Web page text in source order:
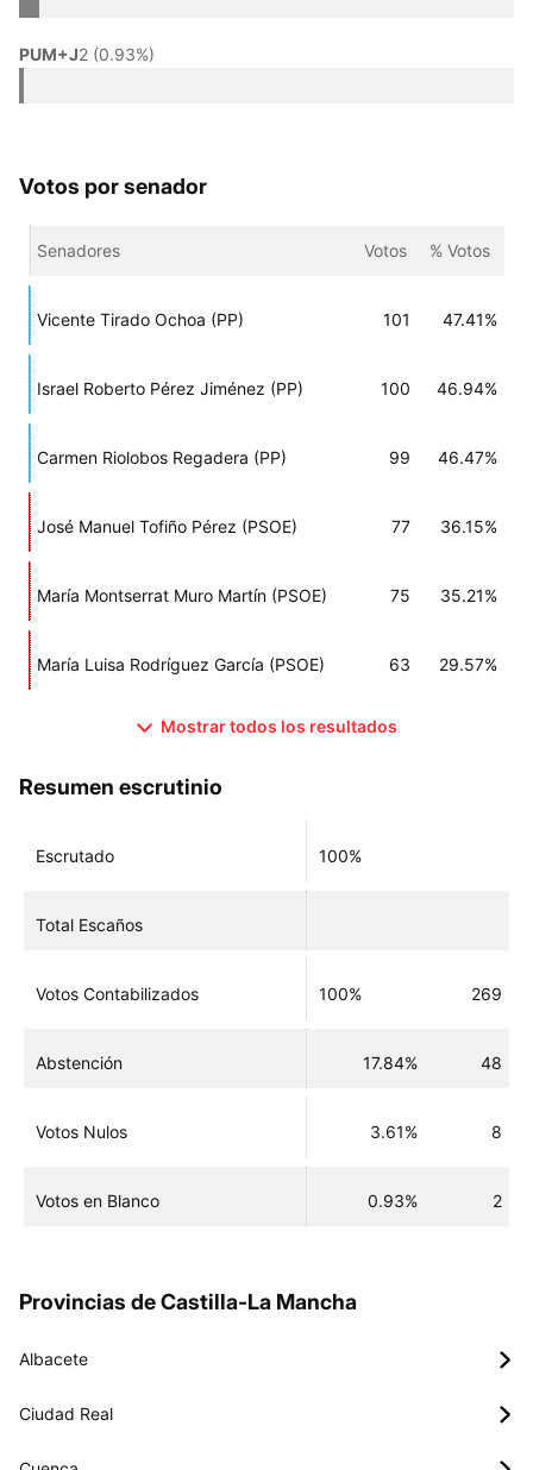
PUM+J2 (0.93%)
Votos por senador
Senadores Votos % Votos
Vicente Tirado Ochoa (PP) 101 47.41%
Israel Roberto Pérez Jiménez (PP) 100 46.94%
Carmen Riolobos Regadera (PP) 99 46.47%
José Manuel Tofiño Pérez (PSOE) 77 36.15%
María Montserrat Muro Martín (PSOE) 75 35.21%
María Luisa Rodríguez García (PSOE) 63 29.57%
Mostrar todos los resultados
Resumen escrutinio
Escrutado 100%
Total Escaños
Votos Contabilizados 100% 269
Abstención 17.84% 48
Votos Nulos 3.61% 8
Votos en Blanco 0.93% 2
Provincias de Castilla-La Mancha
Albacete
Ciudad Real